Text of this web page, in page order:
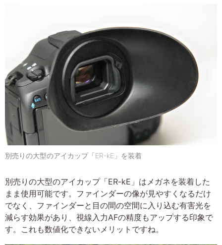
別売りの大型のアイカップ「ER-kE」を装着
別売りの大型のアイカップ「ER-kE」はメガネを装着した
まま使用可能です。ファインダーの像が見やすくなるだけ
でなく、ファインダーと目の間の空間に入り込む有害光を
減らす効果があり、視線入力AFの精度もアップする印象で
す。これも数値化できないメリットですね。